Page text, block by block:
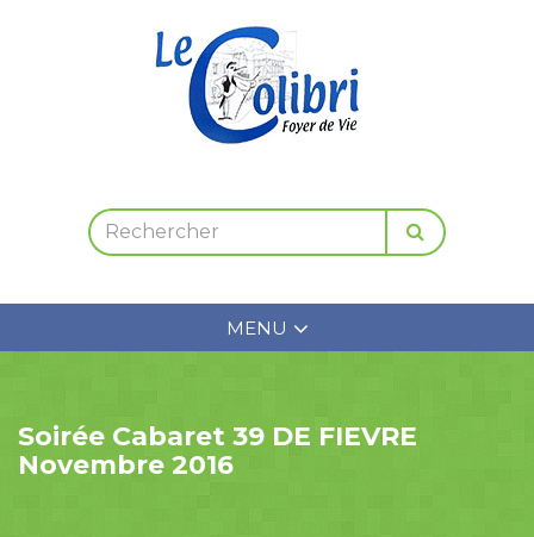
MENU
Soirée Cabaret 39 DE FIEVRE
Novembre 2016